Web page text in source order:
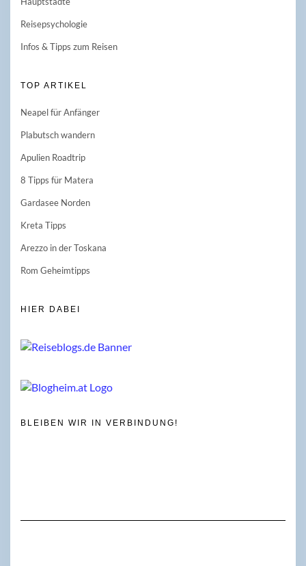
Reisepsychologie
Infos & Tipps zum Reisen
TOP ARTIKEL
Neapel für Anfänger
Plabutsch wandern
Apulien Roadtrip
8 Tipps für Matera
Gardasee Norden
Kreta Tipps
Arezzo in der Toskana
Rom Geheimtipps
HIER DABEI
BLEIBEN WIR IN VERBINDUNG!